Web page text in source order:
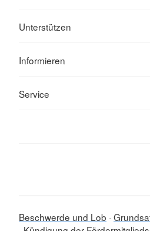
Unterstützen
Informieren
Service
Beschwerde und Lob